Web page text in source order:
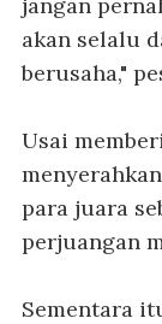
akan selalu
berusaha,"
Usai
para juara
perjuangan
Sementara